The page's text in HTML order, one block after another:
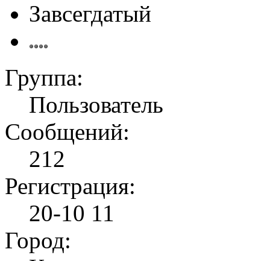
Завсегдатый
Группа:
Пользователь
Сообщений:
212
Регистрация:
20-10 11
Город: